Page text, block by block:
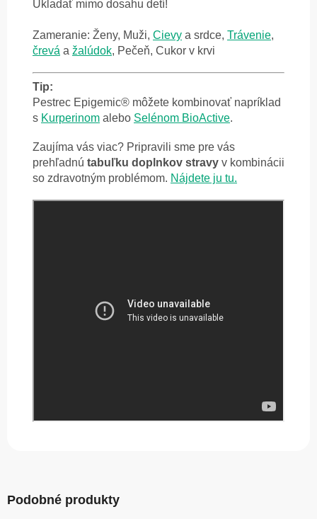
Ukladať mimo dosahu detí!
Zameranie: Ženy, Muži, Cievy a srdce, Trávenie,
črevá a žalúdok, Pečeň, Cukor v krvi
Tip:
Pestrec Epigemic® môžete kombinovať napríklad
s Kurperinom alebo Selénom BioActive.
Zaujíma vás viac? Pripravili sme pre vás
prehľadnú tabuľku doplnkov stravy v kombinácii
so zdravotným problémom. Nájdete ju tu.
Podobné produkty